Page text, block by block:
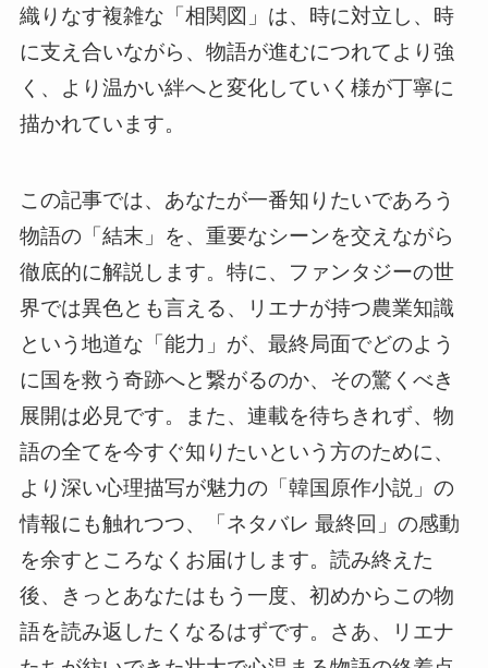
織りなす複雑な「相関図」は、時に対立し、時
に支え合いながら、物語が進むにつれてより強
く、より温かい絆へと変化していく様が丁寧に
描かれています。
この記事では、あなたが一番知りたいであろう
物語の「結末」を、重要なシーンを交えながら
徹底的に解説します。特に、ファンタジーの世
界では異色とも言える、リエナが持つ農業知識
という地道な「能力」が、最終局面でどのよう
に国を救う奇跡へと繋がるのか、その驚くべき
展開は必見です。また、連載を待ちきれず、物
語の全てを今すぐ知りたいという方のために、
より深い心理描写が魅力の「韓国原作小説」の
情報にも触れつつ、「ネタバレ 最終回」の感動
を余すところなくお届けします。読み終えた
後、きっとあなたはもう一度、初めからこの物
語を読み返したくなるはずです。さあ、リエナ